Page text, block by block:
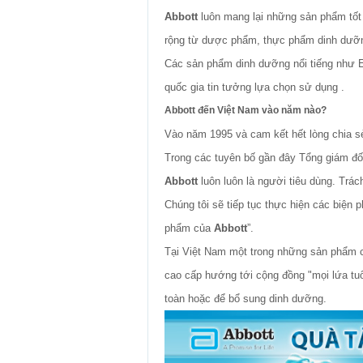
Abbott luôn mang lại những sản phẩm
rộng từ dược phẩm, thực phẩm dinh
Các sản phẩm dinh dưỡng nổi tiếng như
quốc gia tin tưởng lựa chọn sử dụng .
Abbott đến Việt Nam vào năm nào?
Vào năm 1995 và cam kết hết lòng chia
Trong các tuyên bố gần đây Tổng giám
Abbott luôn luôn là người tiêu dùng.
Chúng tôi sẽ tiếp tục thực hiện các biện
phẩm của Abbott”.
Tại Việt Nam một trong những sản phẩm
cao cấp hướng tới cộng đồng "mọi lứa
toàn hoặc để bổ sung dinh dưỡng.